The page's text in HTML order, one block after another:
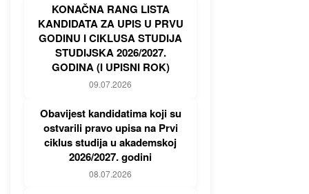
KONAČNA RANG LISTA
KANDIDATA ZA UPIS U PRVU
GODINU I CIKLUSA STUDIJA
STUDIJSKA 2026/2027.
GODINA (I UPISNI ROK)
09.07.2026
Obavijest kandidatima koji su
ostvarili pravo upisa na Prvi
ciklus studija u akademskoj
2026/2027. godini
08.07.2026